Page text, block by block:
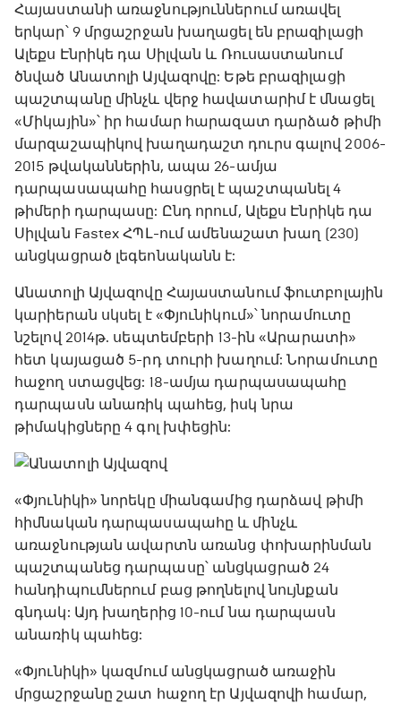
Հայաստանի առաջնություններում առավել
երկար՝ 9 մրցաշրջան խաղացել են բրազիլացի
Ալեքս Էնրիկե դա Սիլվան և Ռուսաստանում
ծնված Անատոլի Այվազովը: Եթե բրազիլացի
պաշտպանը մինչև վերջ հավատարիմ է մնացել
«Միկային»՝ իր համար հարազատ դարձած թիմի
մարզաշապիկով խաղադաշտ դուրս գալով 2006-
2015 թվականներին, ապա 26-ամյա
դարպասապահը հասցրել է պաշտպանել 4
թիմերի դարպասը: Ընդ որում, Ալեքս Էնրիկե դա
Սիլվան Fastex ՀՊԼ-ում ամենաշատ խաղ (230)
անցկացրած լեգեոնականն է:
Անատոլի Այվազովը Հայաստանում ֆուտբոլային
կարիերան սկսել է «Փյունիկում»՝ նորամուտը
նշելով 2014թ. սեպտեմբերի 13-ին «Արարատի»
հետ կայացած 5-րդ տուրի խաղում: Նորամուտը
հաջող ստացվեց: 18-ամյա դարպասապահը
դարպասն անառիկ պահեց, իսկ նրա
թիմակիցները 4 գոլ խփեցին:
«Փյունիկի» նորեկը միանգամից դարձավ թիմի
հիմնական դարպասապահը և մինչև
առաջնության ավարտն առանց փոխարինման
պաշտպանեց դարպասը՝ անցկացրած 24
հանդիպումներում բաց թողնելով նույնքան
գնդակ: Այդ խաղերից 10-ում նա դարպասն
անառիկ պահեց:
«Փյունիկի» կազմում անցկացրած առաջին
մրցաշրջանը շատ հաջող էր Այվազովի համար,